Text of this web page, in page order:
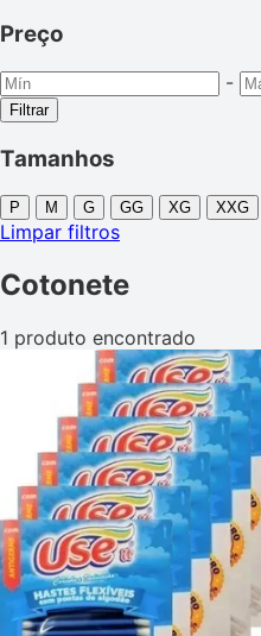
Preço
-
Filtrar
Tamanhos
P M G GG XG XXG
Limpar filtros
Cotonete
1 produto encontrado